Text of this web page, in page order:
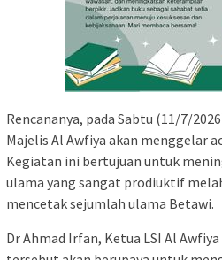
Rencananya, pada Sabtu (11/7/
Majelis Al Awfiya akan menggelar
Kegiatan ini bertujuan untuk
ulama yang sangat prodiuktif
mencetak sejumlah ulama Betawi.
Dr Ahmad Irfan, Ketua LSI Al